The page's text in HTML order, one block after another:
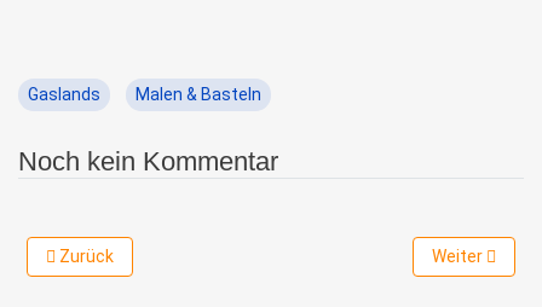
Gaslands Malen & Basteln
Noch kein Kommentar
Vorheriger Beitrag: Figuren aus MÖRK BORG Kickstarter
Zurück Nächster
Weiter